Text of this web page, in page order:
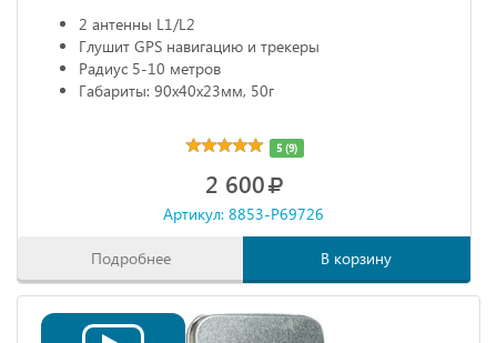
2 антенны L1/L2
Глушит GPS навигацию и трекеры
Радиус 5-10 метров
Габариты: 90х40х23мм, 50г
5 (9)
2 600
Артикул: 8853-P69726
Подробнее В корзину